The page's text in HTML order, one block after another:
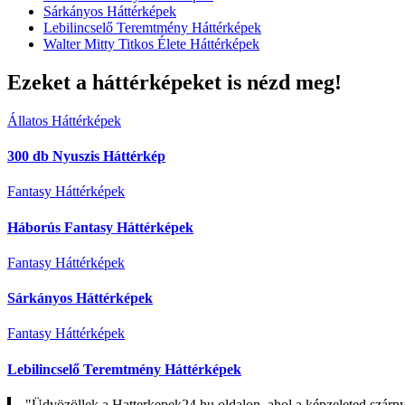
Sárkányos Háttérképek
Lebilincselő Teremtmény Háttérképek
Walter Mitty Titkos Élete Háttérképek
Ezeket a háttérképeket is nézd meg!
Állatos Háttérképek
300 db Nyuszis Háttérkép
Fantasy Háttérképek
Háborús Fantasy Háttérképek
Fantasy Háttérképek
Sárkányos Háttérképek
Fantasy Háttérképek
Lebilincselő Teremtmény Háttérképek